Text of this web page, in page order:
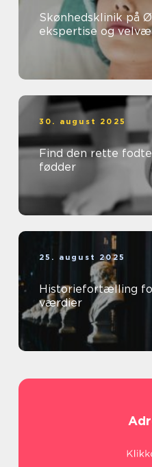
Skønhedsklinik på
ekspertise og
30. august 2025
Find den rette
fødder
25. august 2025
Historiefortælling
værdier